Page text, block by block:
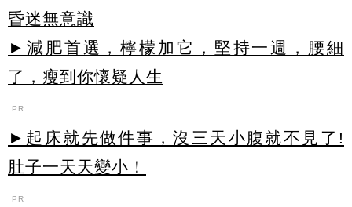
昏迷無意識
►減肥首選，檸檬加它，堅持一週，腰細
了，瘦到你懷疑人生
PR
►起床就先做件事，沒三天小腹就不見了!
肚子一天天變小！
PR